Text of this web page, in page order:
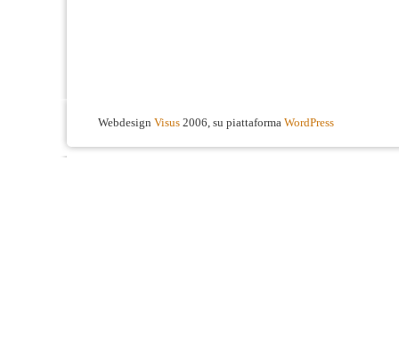
Webdesign Visus 2006, su piattaforma WordPress